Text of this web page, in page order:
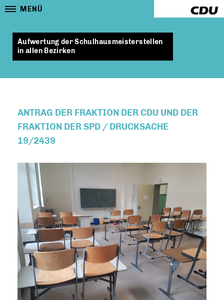
MENÜ
Aufwertung der Schulhausmeisterstellen
in allen Bezirken
ANTRAG DER FRAKTION DER CDU UND DER
FRAKTION DER SPD / DRUCKSACHE
19/2439